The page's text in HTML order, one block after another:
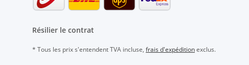
Résilier le contrat
* Tous les prix s'entendent TVA incluse, frais d'expéditionexclus.